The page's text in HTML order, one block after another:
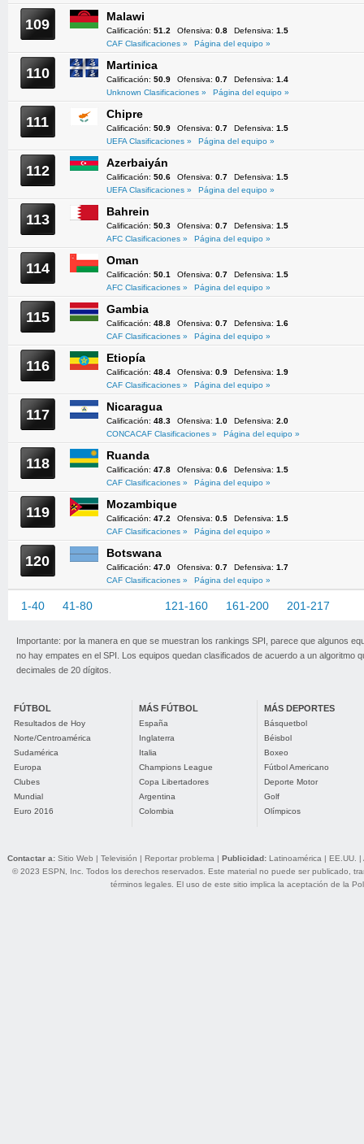
109 Malawi
Calificación: 51.2 Ofensiva: 0.8 Defensiva: 1.5
CAF Clasificaciones »
Página del equipo »
110 Martinica
Calificación: 50.9 Ofensiva: 0.7 Defensiva: 1.4
Unknown Clasificaciones »
Página del equipo »
111 Chipre
Calificación: 50.9 Ofensiva: 0.7 Defensiva: 1.5
UEFA Clasificaciones »
Página del equipo »
112 Azerbaiyán
Calificación: 50.6 Ofensiva: 0.7 Defensiva: 1.5
UEFA Clasificaciones »
Página del equipo »
113 Bahrein
Calificación: 50.3 Ofensiva: 0.7 Defensiva: 1.5
AFC Clasificaciones »
Página del equipo »
114 Oman
Calificación: 50.1 Ofensiva: 0.7 Defensiva: 1.5
AFC Clasificaciones »
Página del equipo »
115 Gambia
Calificación: 48.8 Ofensiva: 0.7 Defensiva: 1.6
CAF Clasificaciones »
Página del equipo »
116 Etiopía
Calificación: 48.4 Ofensiva: 0.9 Defensiva: 1.9
CAF Clasificaciones »
Página del equipo »
117 Nicaragua
Calificación: 48.3 Ofensiva: 1.0 Defensiva: 2.0
CONCACAF Clasificaciones »
Página del equipo »
118 Ruanda
Calificación: 47.8 Ofensiva: 0.6 Defensiva: 1.5
CAF Clasificaciones »
Página del equipo »
119 Mozambique
Calificación: 47.2 Ofensiva: 0.5 Defensiva: 1.5
CAF Clasificaciones »
Página del equipo »
120 Botswana
Calificación: 47.0 Ofensiva: 0.7 Defensiva: 1.7
CAF Clasificaciones »
Página del equipo »
1-40 41-80 121-160 161-200 201-217
Importante: por la manera en que se muestran los rankings SPI, parece que algunos
no hay empates en el SPI. Los equipos quedan clasificados de acuerdo a un algoritmo
decimales de 20 dígitos.
FÚTBOL
Resultados de Hoy
Norte/Centroamérica
Sudamérica
Europa
Clubes
Mundial
Euro 2016
MÁS FÚTBOL
España
Inglaterra
Italia
Champions League
Copa Libertadores
Argentina
Colombia
MÁS DEPORTES
Básquetbol
Béisbol
Boxeo
Fútbol Americano
Deporte Motor
Golf
Olímpicos
Contactar a: Sitio Web | Televisión | Reportar problema | Publicidad: Latinoamérica | EE.UU. |
© 2023 ESPN, Inc. Todos los derechos reservados. Este material no puede ser publicado,
términos legales. El uso de este sitio implica la aceptación de la